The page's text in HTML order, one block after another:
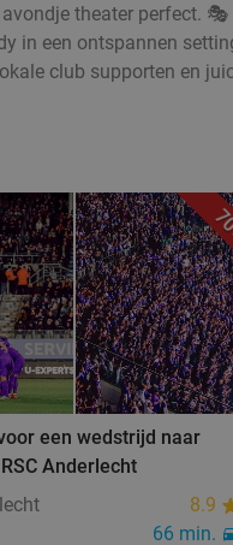
theater perfect. 🎭
in een ontspannen
club supporten en
een wedstrijd naar
Anderlecht
8.9
66 min.